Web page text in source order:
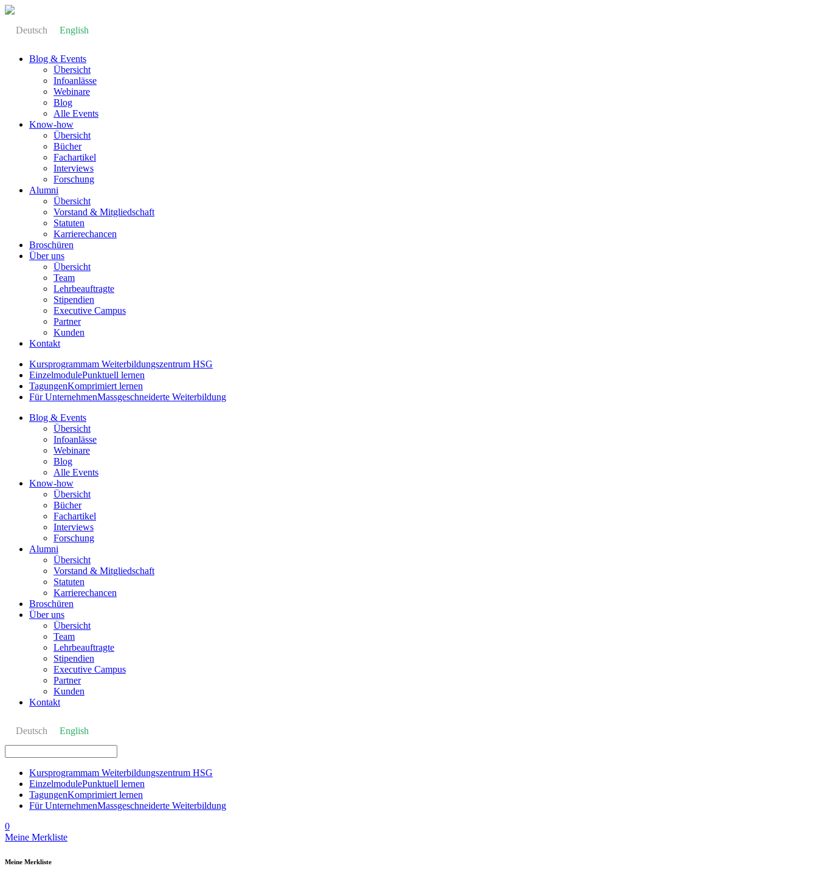
Deutsch English
Blog & Events
Übersicht
Infoanlässe
Webinare
Blog
Alle Events
Know-how
Übersicht
Bücher
Fachartikel
Interviews
Forschung
Alumni
Übersicht
Vorstand & Mitgliedschaft
Statuten
Karrierechancen
Broschüren
Über uns
Übersicht
Team
Lehrbeauftragte
Stipendien
Executive Campus
Partner
Kunden
Kontakt
Kursprogrammam Weiterbildungszentrum HSG
EinzelmodulePunktuell lernen
TagungenKomprimiert lernen
Für UnternehmenMassgeschneiderte Weiterbildung
Blog & Events
Übersicht
Infoanlässe
Webinare
Blog
Alle Events
Know-how
Übersicht
Bücher
Fachartikel
Interviews
Forschung
Alumni
Übersicht
Vorstand & Mitgliedschaft
Statuten
Karrierechancen
Broschüren
Über uns
Übersicht
Team
Lehrbeauftragte
Stipendien
Executive Campus
Partner
Kunden
Kontakt
Deutsch English
Kursprogrammam Weiterbildungszentrum HSG
EinzelmodulePunktuell lernen
TagungenKomprimiert lernen
Für UnternehmenMassgeschneiderte Weiterbildung
0
Meine Merkliste
Meine Merkliste